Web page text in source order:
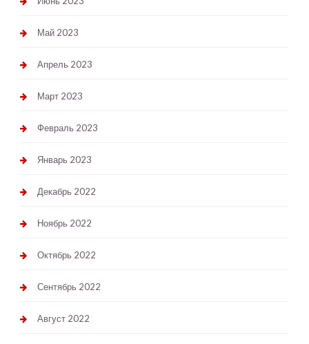
Май 2023
Апрель 2023
Март 2023
Февраль 2023
Январь 2023
Декабрь 2022
Ноябрь 2022
Октябрь 2022
Сентябрь 2022
Август 2022